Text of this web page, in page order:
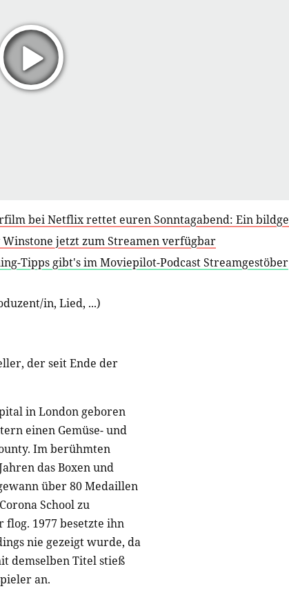
Winstone jetzt zum Streamen verfügbar
Tipps gibt's im Moviepilot-Podcast Streamgestöber
in, Lied, ...)
der seit Ende der
in London geboren
einen Gemüse- und
Im berühmten
das Boxen und
über 80 Medaillen
School zu
1977 besetzte ihn
nie gezeigt wurde, da
demselben Titel stieß
an.